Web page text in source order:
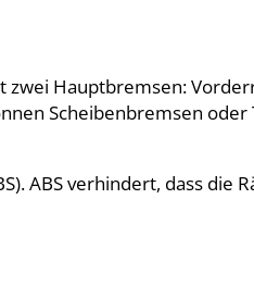
Hauptbremsen:
Scheibenbremsen
ABS verhindert, dass die